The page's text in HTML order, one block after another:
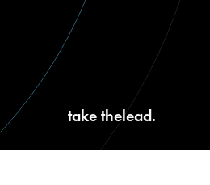
take thelead.